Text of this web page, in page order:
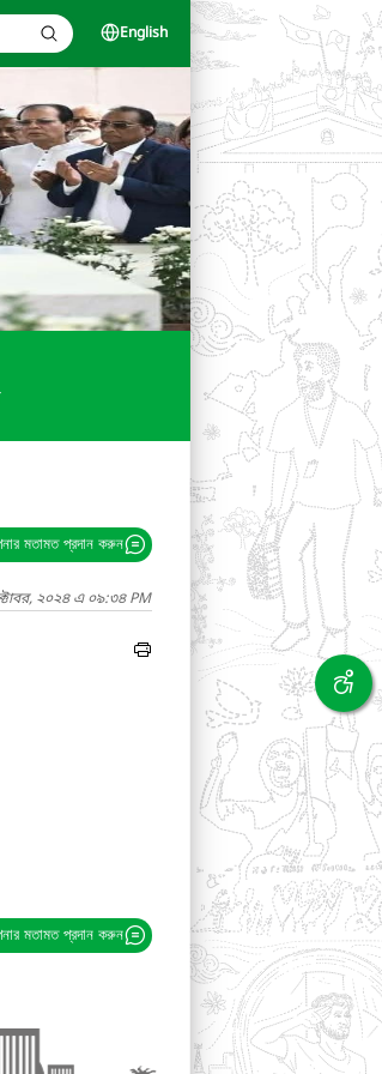
English
মতামত প্রদান করুন
২০২৪ এ ০৯:৩৪ PM
মতামত প্রদান করুন